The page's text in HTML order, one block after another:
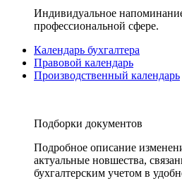
Индивидуальное
профессиональной сфере.
Календарь бухгалтера
Правовой календарь
Производственный календарь
Подборки документов
Подробное описание
актуальные новшества,
бухгалтерским учетом в